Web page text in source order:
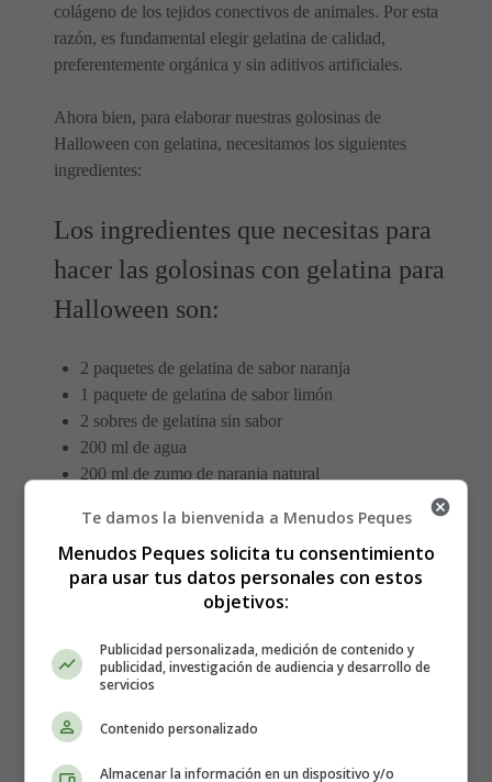
colágeno de los tejidos conectivos de animales. Por esta
razón, es fundamental elegir gelatina de calidad,
preferentemente orgánica y sin aditivos artificiales.
Ahora bien, para elaborar nuestras golosinas de
Halloween con gelatina, necesitamos los siguientes
ingredientes:
Los ingredientes que necesitas para
hacer las golosinas con gelatina para
Halloween son:
2 paquetes de gelatina de sabor naranja
1 paquete de gelatina de sabor limón
2 sobres de gelatina sin sabor
200 ml de agua
200 ml de zumo de naranja natural
fantasma o cualquier figura de Halloween
Azúcar glass para decorar (opcional)
eligibility requirements to access the Product
Advertising API.
Elaboración de las golosinas de
gelatina Halloween:
Te damos la bienvenida a Menudos Peques
Menudos Peques solicita tu consentimiento
para usar tus datos personales con estos
objetivos:
Publicidad personalizada, medición de contenido y
publicidad, investigación de audiencia y desarrollo de
servicios
Contenido personalizado
Almacenar la información en un dispositivo y/o